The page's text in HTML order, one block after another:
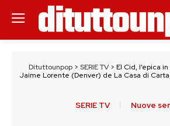
Dituttounpop > SERIE TV > El Cid, l’epica
Jaime Lorente (Denver) de La Casa di
SERIE TV Nuove